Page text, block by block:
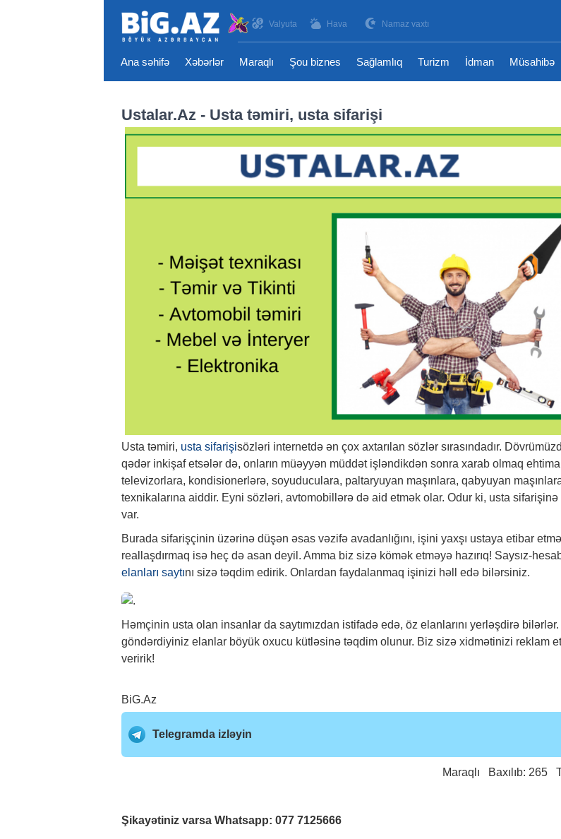
Valyuta Hava Namaz vaxtı
Ana səhifə Xəbərlər Maraqlı Şou biznes Sağlamlıq Turizm İdman Müsahibə
Ustalar.Az - Usta təmiri, usta sifarişi
Usta təmiri, usta sifarişisözləri internetdə ən çox axtarılan sözlər sırasındadır.
qədər inkişaf etsələr də, onların müəyyən müddət işləndikdən sonra xarab olmaq
televizorlara, kondisionerlərə, soyuduculara, paltaryuyan maşınlara, qabyuyan
texnikalarına aiddir. Eyni sözləri, avtomobillərə də aid etmək olar. Odur ki, usta
var.
Burada sifarişçinin üzərinə düşən əsas vəzifə avadanlığını, işini yaxşı ustaya etibar
reallaşdırmaq isə heç də asan deyil. Amma biz sizə kömək etməyə hazırıq! Saysız-
elanları saytını sizə təqdim edirik. Onlardan faydalanmaq işinizi həll edə bilərsiniz.
Həmçinin usta olan insanlar da saytımızdan istifadə edə, öz elanlarını yerləşdirə
göndərdiyiniz elanlar böyük oxucu kütləsinə təqdim olunur. Biz sizə xidmətinizi reklam
veririk!
BiG.Az
Telegramda izləyin
Maraqlı Baxılıb: 265
Şikayətiniz varsa Whatsapp: 077 7125666